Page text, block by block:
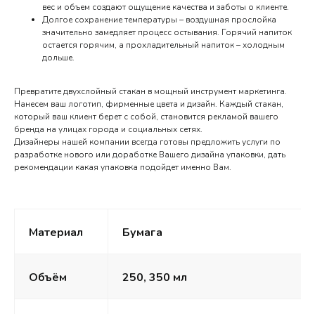
вес и объем создают ощущение качества и заботы о клиенте.
Долгое сохранение температуры – воздушная прослойка
значительно замедляет процесс остывания. Горячий напиток
остается горячим, а прохладительный напиток – холодным
дольше.
Превратите двухслойный стакан в мощный инструмент маркетинга.
Нанесем ваш логотип, фирменные цвета и дизайн. Каждый стакан,
который ваш клиент берет с собой, становится рекламой вашего
бренда на улицах города и социальных сетях.
Дизайнеры нашей компании всегда готовы предложить услуги по
разработке нового или доработке Вашего дизайна упаковки, дать
рекомендации какая упаковка подойдет именно Вам.
Материал Бумага
Объём 250, 350 мл